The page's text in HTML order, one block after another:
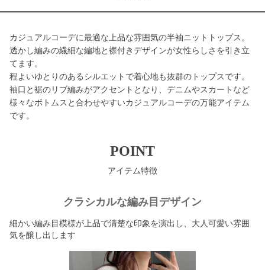
カジュアルコーデに最適な上品な雰囲気の半袖ニットトップス。
透かし編みの繊細な編地と襟付きデザインが女性らしさを引き立
てます。
程よいゆとりのあるシルエットで着心地も抜群のトップスです。
袖口と裾のリブ編みがアクセントとなり、デニムやスカートなど
様々なボトムスと合わせやすいカジュアルコーデの万能アイテム
です。
POINT
アイテム特徴
クラシカルな編み目デザイン
細かい編み目模様が上品で清楚な印象を演出し、大人可愛い雰囲
気を醸し出します